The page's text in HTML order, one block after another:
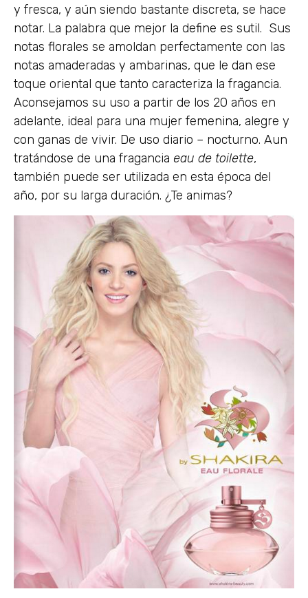
y fresca, y aún siendo bastante discreta, se hace
notar. La palabra que mejor la define es sutil. Sus
notas florales se amoldan perfectamente con las
notas amaderadas y ambarinas, que le dan ese
toque oriental que tanto caracteriza la fragancia.
Aconsejamos su uso a partir de los 20 años en
adelante, ideal para una mujer femenina, alegre y
con ganas de vivir. De uso diario – nocturno. Aun
tratándose de una fragancia eau de toilette,
también puede ser utilizada en esta época del
año, por su larga duración. ¿Te animas?